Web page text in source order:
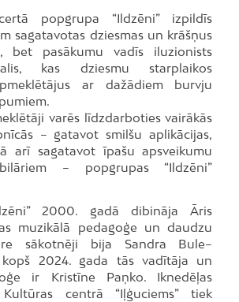
popgrupa “Ildzēni” izpildīs
sagatavotas dziesmas un krāšņus
bet pasākumu vadīs iluzionists
kas dziesmu starplaikos
ar dažādiem burvju
varēs līdzdarboties vairākās
– gatavot smilšu aplikācijas,
arī sagatavot īpašu apsveikumu
– popgrupas “Ildzēni”
2000. gadā dibināja Āris
muzikālā pedagoģe un daudzu
sākotnēji bija Sandra Bule–
kopš 2024. gada tās vadītāja un
ir Kristīne Paņko. Iknedēļas
Kultūras centrā “Iļģuciems” tiek